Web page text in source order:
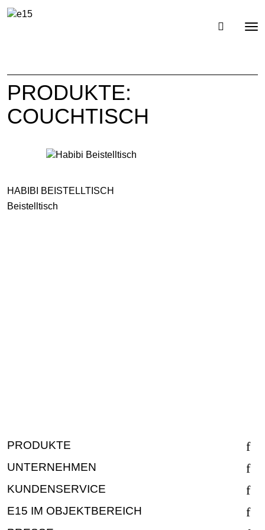
PRODUKTE:
COUCHTISCH
HABIBI BEISTELLTISCH
Beistelltisch
PRODUKTE
UNTERNEHMEN
KUNDENSERVICE
E15 IM OBJEKTBEREICH